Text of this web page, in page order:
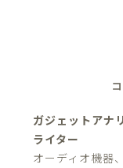
ガジェットアナ
ライター
オーディオ機器